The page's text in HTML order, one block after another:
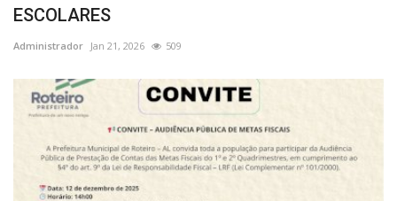
ESCOLARES
Administrador Jan 21, 2026 509